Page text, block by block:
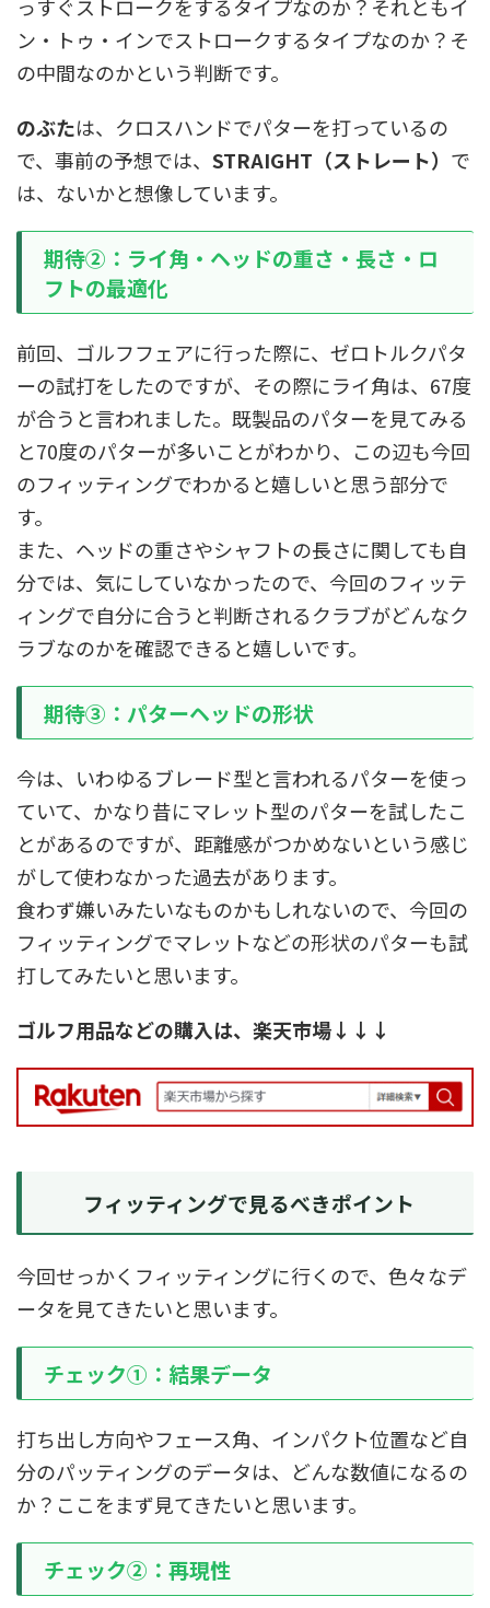
っすぐストロークをするタイプなのか？それともイ
ン・トゥ・インでストロークするタイプなのか？そ
の中間なのかという判断です。
のぶたは、クロスハンドでパターを打っているの
で、事前の予想では、 STRAIGHT（ストレート） で
は、ないかと想像しています。
期待②：ライ角・ヘッドの重さ・長さ・ロ
フトの最適化
前回、ゴルフフェアに行った際に、ゼロトルクパタ
ーの試打をしたのですが、その際にライ角は、67度
が合うと言われました。既製品のパターを見てみる
と70度のパターが多いことがわかり、この辺も今回
のフィッティングでわかると嬉しいと思う部分で
す。
また、ヘッドの重さやシャフトの長さに関しても自
分では、気にしていなかったので、今回のフィッテ
ィングで自分に合うと判断されるクラブがどんなク
ラブなのかを確認できると嬉しいです。
期待③：パターヘッドの形状
今は、いわゆるブレード型と言われるパターを使っ
ていて、かなり昔にマレット型のパターを試したこ
とがあるのですが、距離感がつかめないという感じ
がして使わなかった過去があります。
食わず嫌いみたいなものかもしれないので、今回の
フィッティングでマレットなどの形状のパターも試
打してみたいと思います。
ゴルフ用品などの購入は、楽天市場↓↓↓
フィッティングで見るべきポイント
今回せっかくフィッティングに行くので、色々なデ
ータを見てきたいと思います。
チェック①：結果データ
打ち出し方向やフェース角、インパクト位置など自
分のパッティングのデータは、どんな数値になるの
か？ここをまず見てきたいと思います。
チェック②：再現性